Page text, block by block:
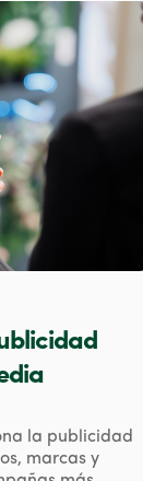
la publicidad
marcas y